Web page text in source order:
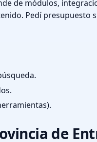
de módulos,
Pedí presupuesto
de